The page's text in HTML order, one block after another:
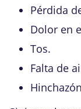
Pérdida
Dolor en
Tos.
Falta de